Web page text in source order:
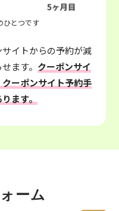
ひとつです
イトからの予約が減
ます。クーポンサイ
ーポンサイト予約手
ます。
ーム